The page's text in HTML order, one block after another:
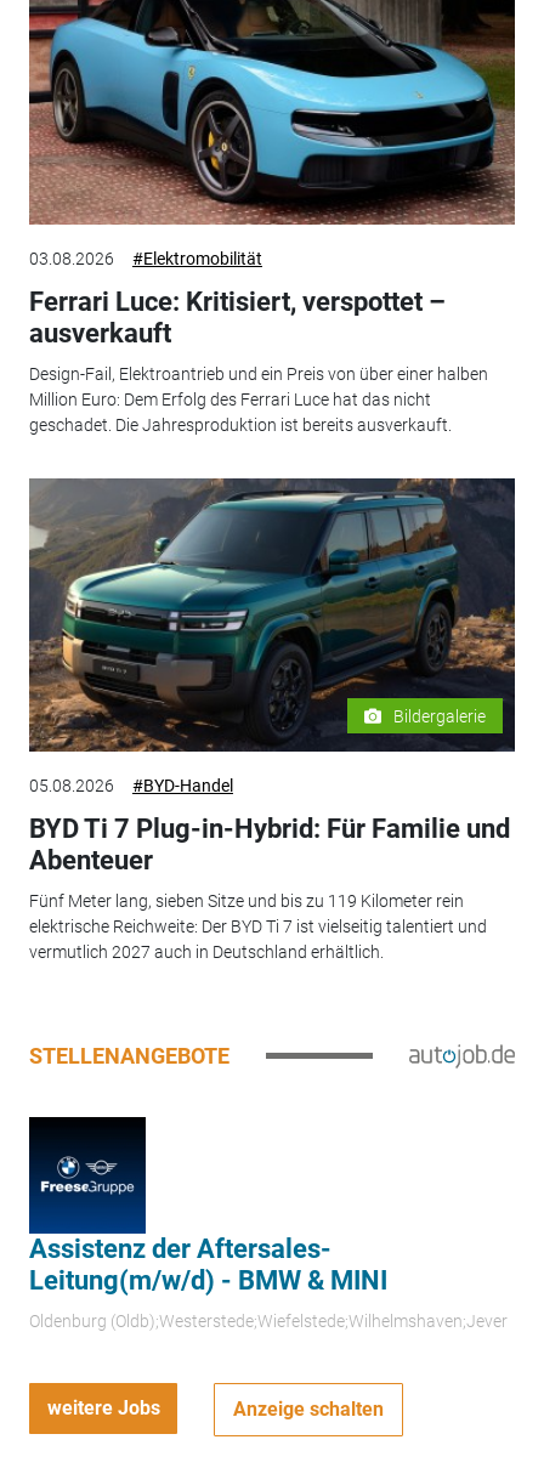
03.08.2026 #Elektromobilität
Ferrari Luce: Kritisiert, verspottet –
ausverkauft
Design-Fail, Elektroantrieb und ein Preis von über einer halben
Million Euro: Dem Erfolg des Ferrari Luce hat das nicht
geschadet. Die Jahresproduktion ist bereits ausverkauft.
Bildergalerie
05.08.2026 #BYD-Handel
BYD Ti 7 Plug-in-Hybrid: Für Familie und
Abenteuer
Fünf Meter lang, sieben Sitze und bis zu 119 Kilometer rein
elektrische Reichweite: Der BYD Ti 7 ist vielseitig talentiert und
vermutlich 2027 auch in Deutschland erhältlich.
STELLENANGEBOTE
Assistenz der Aftersales-
Leitung(m/w/d) - BMW & MINI
Oldenburg (Oldb);Westerstede;Wiefelstede;Wilhelmshaven;Jever
weitere Jobs Anzeige schalten